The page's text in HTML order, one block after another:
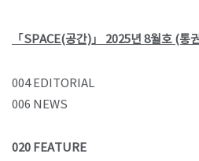
「SPACE(공간)」 2025년 8월호 (통
004 EDITORIAL
006 NEWS
020 FEATURE